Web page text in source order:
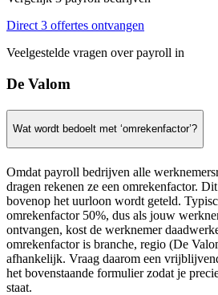
Direct 3 offertes ontvangen
Veelgestelde vragen over payroll in
De Valom
Wat wordt bedoelt met ‘omrekenfactor’?
Omdat payroll bedrijven alle
dragen rekenen ze een omrekenfactor.
bovenop het uurloon wordt geteld.
omrekenfactor 50%, dus als jouw
ontvangen, kost de werknemer
omrekenfactor is branche, regio (De
afhankelijk. Vraag daarom een
het bovenstaande formulier zodat je
staat.